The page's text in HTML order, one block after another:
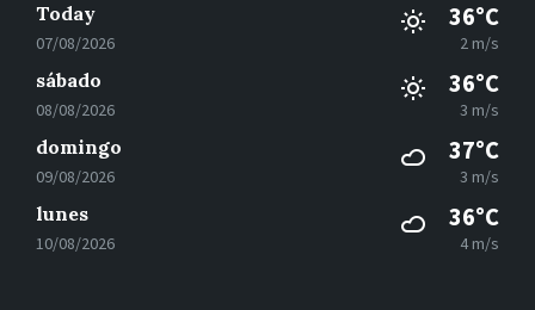
Today
07/08/2026
36°C
2 m/s
sábado
08/08/2026
36°C
3 m/s
domingo
09/08/2026
37°C
3 m/s
lunes
10/08/2026
36°C
4 m/s